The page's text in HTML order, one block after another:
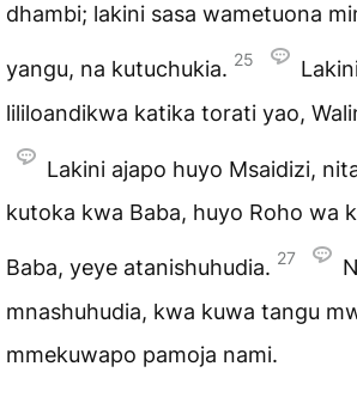
dhambi; lakini sasa wametuona
yangu, na kutuchukia. 25
lililoandikwa katika torati yao,
Lakini ajapo huyo Msaidizi,
kutoka kwa Baba, huyo Roho wa
Baba, yeye atanishuhudia. 27
mnashuhudia, kwa kuwa tangu
mmekuwapo pamoja nami.